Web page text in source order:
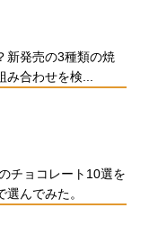
新発売の3種類の焼
合わせを検...
チョコレート10選を
んでみた。